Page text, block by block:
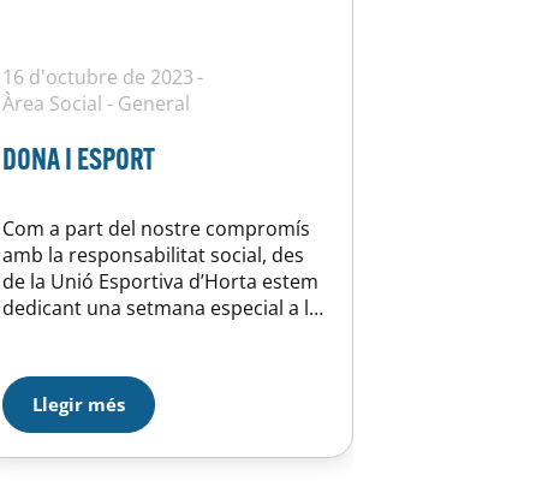
16 d'octubre de 2023
Àrea Social - General
DONA I ESPORT
Com a part del nostre compromís
amb la responsabilitat social, des
de la Unió Esportiva d’Horta estem
dedicant una setmana especial a la
dies, es realitzaran diverses
activitats destinades a sensibilitzar i
informar sobre la igualtat en
l’esport. Una de les activitats
Llegir més